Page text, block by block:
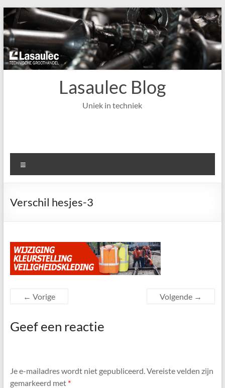
Ga
naar
de
inhoud
Lasaulec Blog
Uniek in techniek
Verschil hesjes-3
← Vorige Volgende →
Geef een reactie
Je e-mailadres wordt niet gepubliceerd. Vereiste velden zijn
gemarkeerd met *